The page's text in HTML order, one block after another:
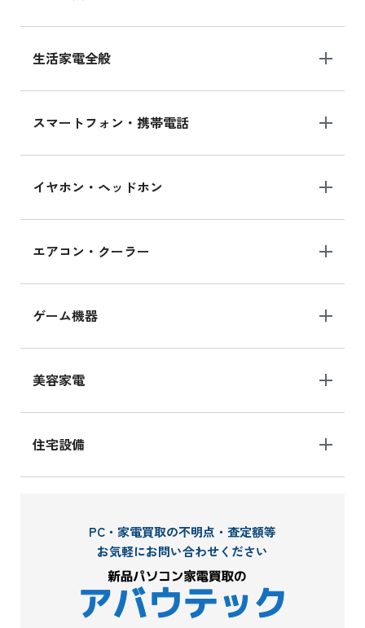
生活家電全般
スマートフォン・携帯電話
イヤホン・ヘッドホン
エアコン・クーラー
ゲーム機器
美容家電
住宅設備
PC・家電買取の不明点・査定額等
お気軽にお問い合わせください